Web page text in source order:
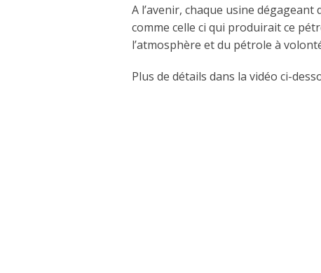
A l’avenir, chaque usine
comme celle ci qui produirait ce
l’atmosphère et du pétrole à
Plus de détails dans la vidéo ci-